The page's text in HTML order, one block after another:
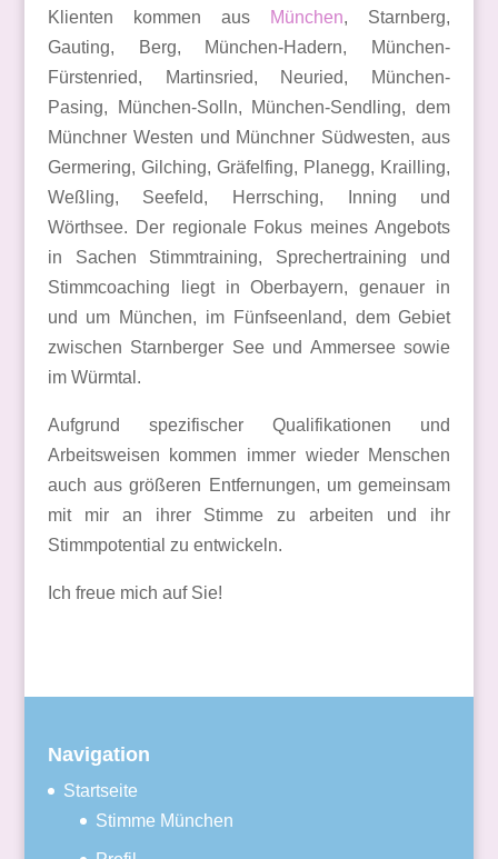
Klienten kommen aus
München, Starnberg,
Gauting, Berg, München-Hadern, München-
Fürstenried, Martinsried, Neuried, München-
Pasing, München-Solln, München-Sendling, dem
Münchner Westen und Münchner Südwesten, aus
Germering, Gilching, Gräfelfing, Planegg, Krailling,
Weßling, Seefeld, Herrsching, Inning und
Wörthsee. Der regionale Fokus meines Angebots
in Sachen Stimmtraining, Sprechertraining und
Stimmcoaching liegt in Oberbayern, genauer in
und um München, im Fünfseenland, dem Gebiet
zwischen Starnberger See und Ammersee sowie
im Würmtal.
Aufgrund spezifischer Qualifikationen und
Arbeitsweisen kommen immer wieder Menschen
auch aus größeren Entfernungen, um gemeinsam
mit mir an ihrer Stimme zu arbeiten und ihr
Stimmpotential zu entwickeln.
Ich freue mich auf Sie!
Navigation
Startseite
Stimme München